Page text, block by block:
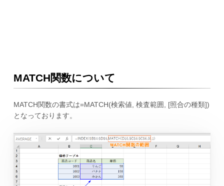
MATCH関数について
MATCH関数の書式は=MATCH(検索値, 検査範囲, [照合の種類])
となっております。